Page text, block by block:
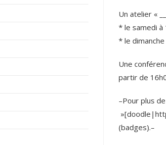
Un atelier «
* le samedi à
* le
Une
partir de
–Pour plus
(badges).–